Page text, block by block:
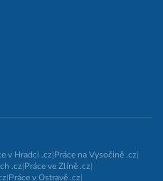
v Hradci .cz|Práce na Vysočině .cz|
.cz|Práce ve Zlíně .cz|
|Práce v Ostravě .cz|